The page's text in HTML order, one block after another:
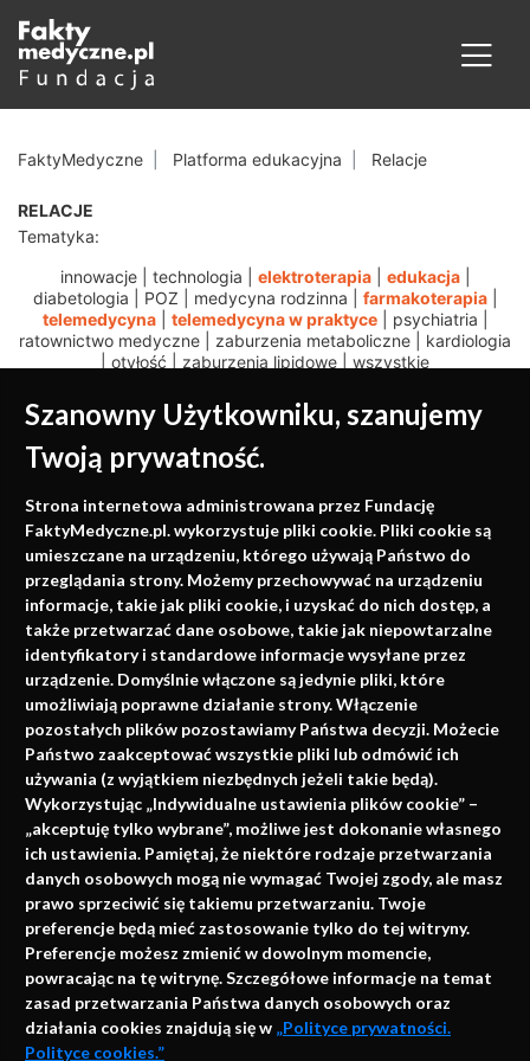
Szanowny Użytkowniku, szanujemy
Twoją prywatność.
Strona internetowa administrowana przez Fundację
FaktyMedyczne.pl. wykorzystuje pliki cookie. Pliki cookie są
umieszczane na urządzeniu, którego używają Państwo do
przeglądania strony. Możemy przechowywać na urządzeniu
informacje, takie jak pliki cookie, i uzyskać do nich dostęp, a
także przetwarzać dane osobowe, takie jak niepowtarzalne
identyfikatory i standardowe informacje wysyłane przez
urządzenie. Domyślnie włączone są jedynie pliki, które
umożliwiają poprawne działanie strony. Włączenie
pozostałych plików pozostawiamy Państwa decyzji. Możecie
Państwo zaakceptować wszystkie pliki lub odmówić ich
używania (z wyjątkiem niezbędnych jeżeli takie będą).
Wykorzystując „Indywidualne ustawienia plików cookie” –
„akceptuję tylko wybrane”, możliwe jest dokonanie własnego
ich ustawienia. Pamiętaj, że niektóre rodzaje przetwarzania
danych osobowych mogą nie wymagać Twojej zgody, ale masz
prawo sprzeciwić się takiemu przetwarzaniu. Twoje
preferencje będą mieć zastosowanie tylko do tej witryny.
Preferencje możesz zmienić w dowolnym momencie,
powracając na tę witrynę. Szczegółowe informacje na temat
zasad przetwarzania Państwa danych osobowych oraz
działania cookies znajdują się w „Polityce prywatności.
Polityce cookies.”
FaktyMedyczne Platforma edukacyjna Relacje
RELACJE
Tematyka:
innowacje| technologia elektroterapia| edukacja|
diabetologia
POZ medycyna rodzinna farmakoterapia|
telemedycyna| telemedycyna w praktyce| psychiatria
ratownictwo medyczne
zaburzenia metaboliczne
kardiologia
otyłość zaburzenia lipidowe wszystkie
Medycyna oparta na
faktach
Konferencje, szkolenia, e-learning, wydawnictwo
Napisz do nas
info@faktymedyczne.pl
ul. Towarowa 2
43-460 Wisła
Redakcja medyczna:
ul. Wolności 338b